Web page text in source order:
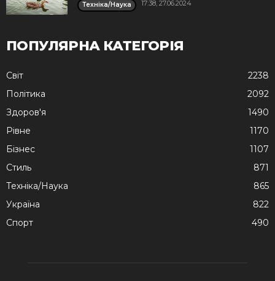
Техніка/Наука 17:38, 27.06.2024
ПОПУЛЯРНА КАТЕГОРІЯ
Cвіт
2238
Політика
2092
Здоров'я
1490
Рівне
1170
Бізнес
1107
Стиль
871
Техніка/Наука
865
Україна
822
Спорт
490